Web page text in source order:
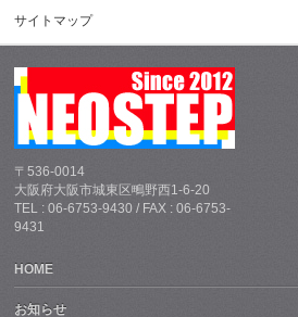
サイトマップ
〒536-0014
大阪府大阪市城東区鴫野西1-6-20
TEL : 06-6753-9430 / FAX : 06-6753-
9431
HOME
お知らせ